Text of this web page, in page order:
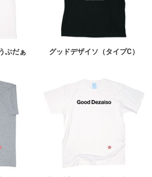
ぶだぁ グッドデザイソ（タイプC）